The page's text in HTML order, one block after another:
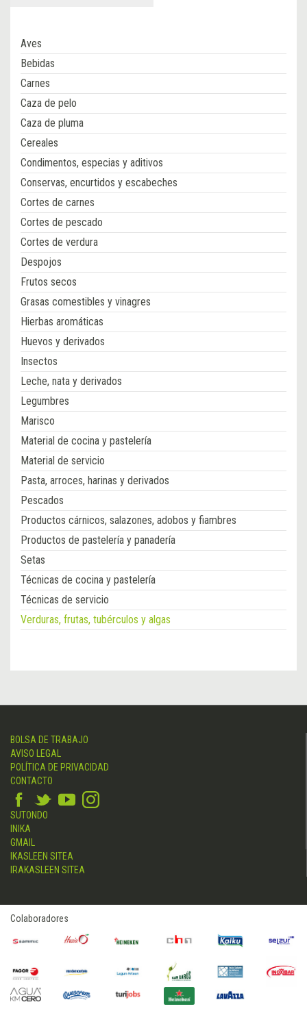
Aves
Bebidas
Carnes
Caza de pelo
Caza de pluma
Cereales
Condimentos, especias y aditivos
Conservas, encurtidos y escabeches
Cortes de carnes
Cortes de pescado
Cortes de verdura
Despojos
Frutos secos
Grasas comestibles y vinagres
Hierbas aromáticas
Huevos y derivados
Insectos
Leche, nata y derivados
Legumbres
Marisco
Material de cocina y pastelería
Material de servicio
Pasta, arroces, harinas y derivados
Pescados
Productos cárnicos, salazones, adobos y fiambres
Productos de pastelería y panadería
Setas
Técnicas de cocina y pastelería
Técnicas de servicio
Verduras, frutas, tubérculos y algas
BOLSA DE TRABAJO
AVISO LEGAL
POLÍTICA DE PRIVACIDAD
CONTACTO
SUTONDO
INIKA
GMAIL
IKASLEEN SITEA
IRAKASLEEN SITEA
Colaboradores